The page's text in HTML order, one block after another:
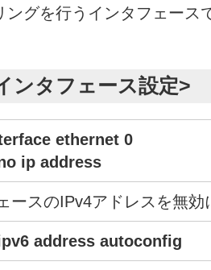
ングを行うインタフェース
ンタフェース設定>
ethernet 0
ip address
ースのIPv4アドレスを無効
address autoconfig